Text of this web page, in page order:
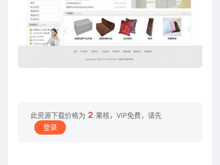
此资源下载价格为 2 果核，VIP免费，请先
登录